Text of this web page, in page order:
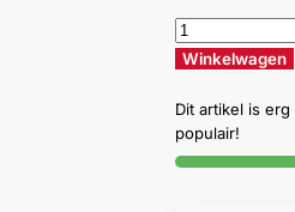
Winkelwagen
Dit artikel is erg
populair!